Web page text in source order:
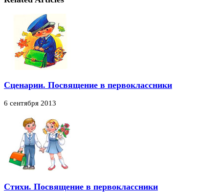
Сценарии. Посвящение в первоклассники
6 сентября 2013
Стихи. Посвящение в первоклассники